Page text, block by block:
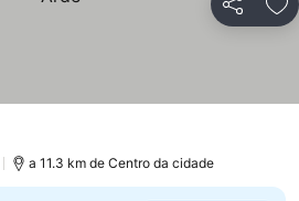
Partilhar
a 11.3 km de Centro da cidade